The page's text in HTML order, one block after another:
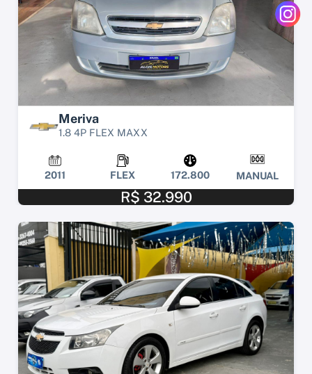
Meriva
1.8 4P FLEX MAXX
2011 FLEX 172.800 MANUAL
R$ 32.990